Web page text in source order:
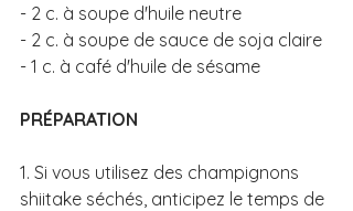
- 2 c. à soupe d'huile neutre
- 2 c. à soupe de sauce de soja claire
- 1 c. à café d'huile de sésame
PRÉPARATION
1. Si vous utilisez des champignons
shiitake séchés, anticipez le temps de